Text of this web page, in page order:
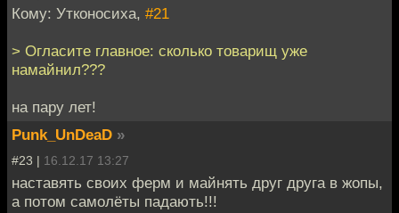
Кому: Утконосиха, #21
> Огласите главное: сколько товарищ уже
намайнил???
на пару лет!
Punk_UnDeaD »
#23 | 16.12.17 13:27
наставять своих ферм и майнять друг друга в жопы,
а потом самолёты падають!!!